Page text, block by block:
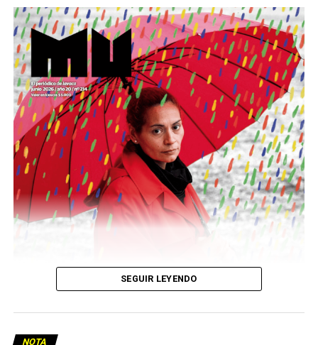
Este número 215 de MU ☝️viene con doble tapa, que
podría ser una frase:
Sin chamuyo, a remarla.
Descargar la Mu en PDF
SEGUIR LEYENDO
NOTA